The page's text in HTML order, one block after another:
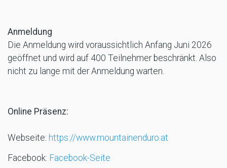
Anmeldung
Die Anmeldung wird voraussichtlich Anfang Juni 2026
geöffnet und wird auf 400 Teilnehmer beschränkt. Also
nicht zu lange mit der Anmeldung warten.
Online Präsenz:
Webseite: https://www.mountainenduro.at
Facebook: Facebook-Seite